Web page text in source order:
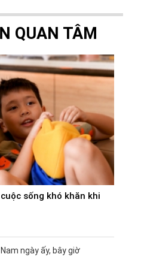
QUAN TÂM
sống khó khăn khi
ngày ấy, bây giờ